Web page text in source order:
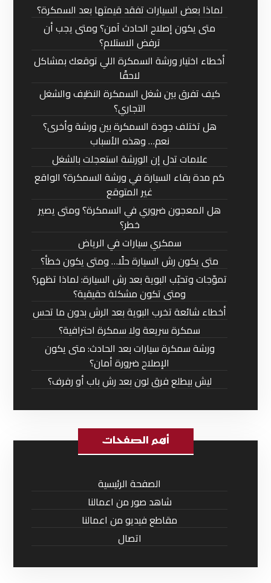
لماذا بعض السيارات تفقد قيمتها بعد السمكرة؟
متى يكون إصلاح الحادث آمن؟ ومتى يجب أن
ترفض الاستلام؟
أخطاء اختيار ورشة السمكرة اللي توقعك بمشاكل
لاحقًا
كيف تفرق بين شغل السمكرة النظيف والشغل
التجاري؟
هل تختلف جودة السمكرة بين ورشة وأخرى؟
نعم… وهذه الأسباب
علامات تدل إن الورشة استعجلت بالشغل
كم مدة بقاء السيارة في ورشة السمكرة؟ الواقع
غير المتوقع
هل المعجون ضروري في السمكرة؟ ومتى يصير
خطر؟
سمكري سيارات في الرياض
متى يكون رش السيارة حلًا… ومتى يكون خطأ؟
تموّجات وتحبّب البوية بعد رش السيارة: لماذا تظهر؟
ومتى تكون مشكلة حقيقية؟
أخطاء شائعة تخرب البوية بعد الرش بدون ما تحس
سمكرة سريعة ولا سمكرة احترافية؟
ورشة سمكرة سيارات بعد الحادث: متى يكون
الإصلاح ضرورة أمان؟
ليش بيطلع فرق لون بعد رش باب أو رفرف؟
أهم الصفحات
الصفحة الرئيسية
شاهد صور من اعمالنا
مقاطع فيديو من اعمالنا
اتصال